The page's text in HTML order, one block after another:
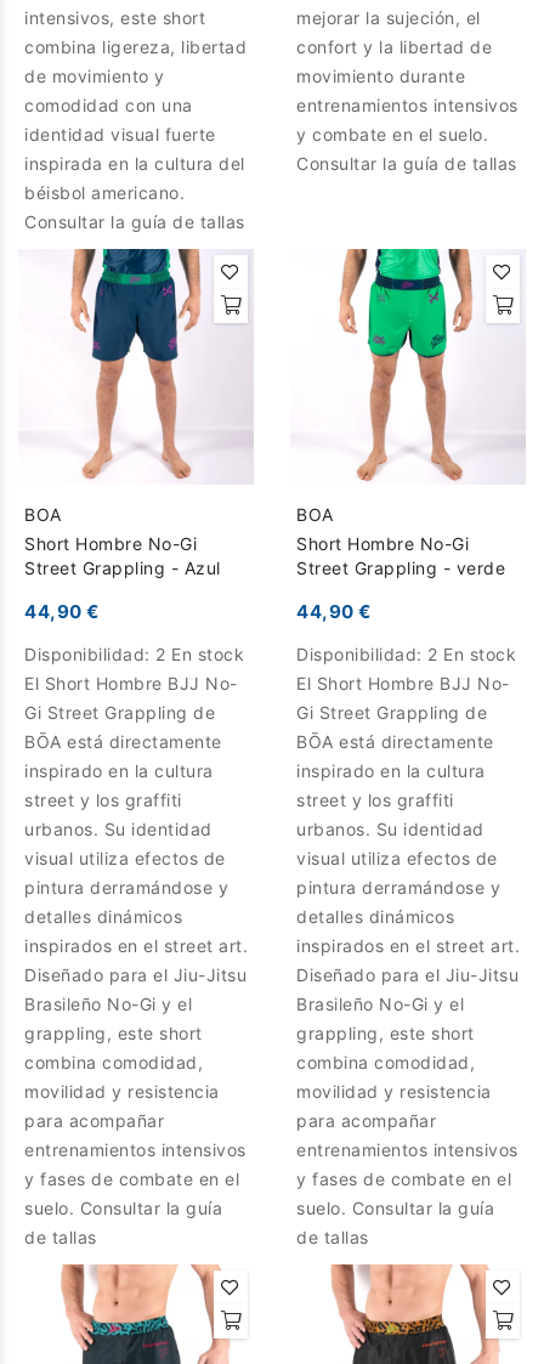
intensivos, este short
combina ligereza, libertad
de movimiento y
comodidad con una
identidad visual fuerte
inspirada en la cultura del
béisbol americano.
Consultar la guía de tallas
mejorar la sujeción, el
confort y la libertad de
movimiento durante
entrenamientos intensivos
y combate en el suelo.
Consultar la guía de tallas
BOA
Short Hombre No-Gi
Street Grappling - Azul
44,90 €
Disponibilidad: 2 En stock
El Short Hombre BJJ No-
Gi Street Grappling de
BŌA está directamente
inspirado en la cultura
street y los graffiti
urbanos. Su identidad
visual utiliza efectos de
pintura derramándose y
detalles dinámicos
inspirados en el street art.
Diseñado para el Jiu-Jitsu
Brasileño No-Gi y el
grappling, este short
combina comodidad,
movilidad y resistencia
para acompañar
entrenamientos intensivos
y fases de combate en el
suelo. Consultar la guía
de tallas
BOA
Short Hombre No-Gi
Street Grappling - verde
44,90 €
Disponibilidad: 2 En stock
El Short Hombre BJJ No-
Gi Street Grappling de
BŌA está directamente
inspirado en la cultura
street y los graffiti
urbanos. Su identidad
visual utiliza efectos de
pintura derramándose y
detalles dinámicos
inspirados en el street art.
Diseñado para el Jiu-Jitsu
Brasileño No-Gi y el
grappling, este short
combina comodidad,
movilidad y resistencia
para acompañar
entrenamientos intensivos
y fases de combate en el
suelo. Consultar la guía
de tallas